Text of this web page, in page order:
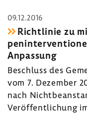
09.12.2016
Richt­linie zu
Anpassung
Beschluss des
vom 7. Dezember
nach
Veröf­fent­li­chung